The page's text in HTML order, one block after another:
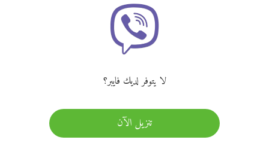
لا يتوفر لديك فايبر؟
تنزيل الآن